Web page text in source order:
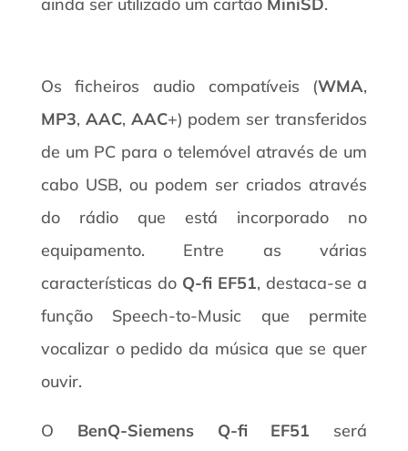
Os ficheiros audio compatíveis (WMA,
MP3, AAC, AAC+) podem ser transferidos
de um PC para o telemóvel através de um
cabo USB, ou podem ser criados através
do rádio que está incorporado no
equipamento. Entre as várias
características do Q-fi EF51, destaca-se a
função Speech-to-Music que permite
vocalizar o pedido da música que se quer
ouvir.
O BenQ-Siemens Q-fi EF51 será